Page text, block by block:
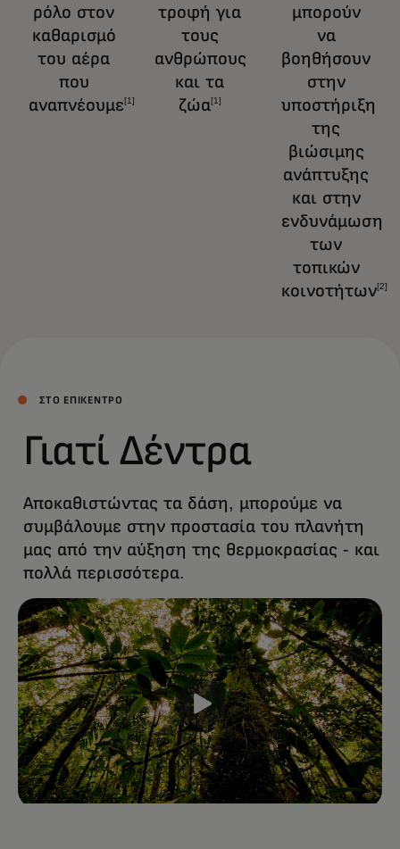
ρόλο στον
καθαρισμό
του αέρα
που
αναπνέουμε[1]
τροφή για
τους
ανθρώπους
και τα
ζώα[1]
μπορούν
να
βοηθήσουν
στην
υποστήριξη
της
βιώσιμης
ανάπτυξης
και στην
ενδυνάμωση
των
τοπικών
κοινοτήτων[2]
ΣΤΟ ΕΠΙΚΕΝΤΡΟ
Γιατί Δέντρα
Αποκαθιστώντας τα δάση, μπορούμε να
συμβάλουμε στην προστασία του πλανήτη
μας από την αύξηση της θερμοκρασίας - και
πολλά περισσότερα.